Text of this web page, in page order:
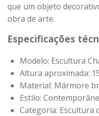
que um objeto
obra de arte.
Especificações
Modelo: Escultura
Altura aproximada:
Material: Mármore
Estilo:
Categoria: Escultura